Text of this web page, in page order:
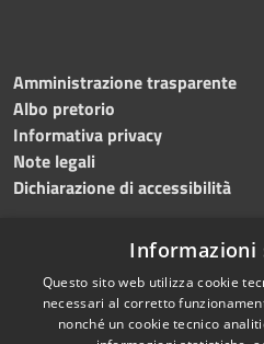
Amministrazione trasparente
Albo pretorio
Informativa privacy
Note legali
Dichiarazione di accessibilità
RSS
Accessibilità
Informazioni
Questo sito web utilizza cookie
necessari al corretto
nonché un cookie tecnico